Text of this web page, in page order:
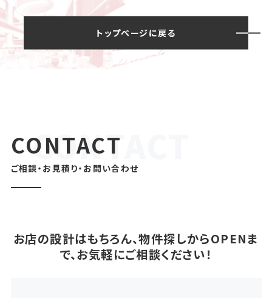
トップページに戻る
CONTACT
ご相談・お見積り・お問い合わせ
お店の設計はもちろん、物件探しからOPENま
で、お気軽にご相談ください！